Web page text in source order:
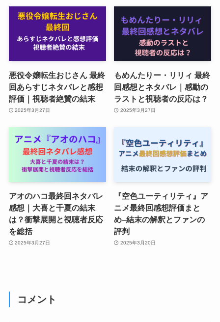
悪役令嬢転生おじさん 最終
回あらすじネタバレと感想
評価｜視聴者絶賛の結末
2025年3月27日
もめんたりー・リリィ 最終
回感想とネタバレ｜感動の
ラストと視聴者の反応は？
2025年3月27日
アオのハコ最終回ネタバレ
感想｜大喜と千夏の結末
は？衝撃展開と視聴者反応
を総括
2025年3月27日
『空色ユーティリティ』ア
ニメ最終回感想評価まと
め–結末の解釈とファンの
評判
2025年3月20日
コメント